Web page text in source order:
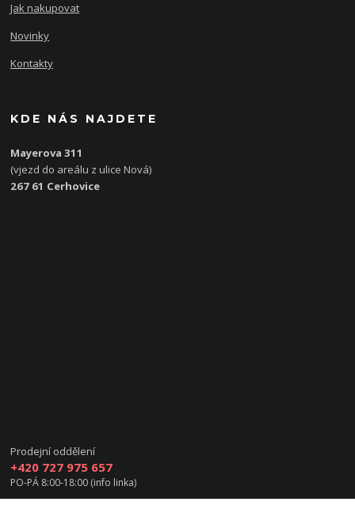
Jak nakupovat
Novinky
Kontakty
KDE NÁS NAJDETE
Mayerova 311
(vjezd do areálu z ulice Nová)
267 61 Cerhovice
Prodejní oddělení
+420 727 975 657
PO-PÁ 8:00-18:00 (info linka)